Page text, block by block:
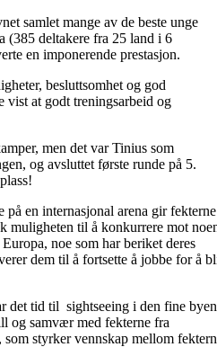
samlet mange av de beste unge
(385 deltakere fra 25 land i 6
en imponerende prestasjon.
besluttsomhet og god
vist at godt treningsarbeid og
men det var Tinius som
og avsluttet første runde på 5.
en internasjonal arena gir fekterne
muligheten til å konkurrere mot
noe som har beriket deres
dem til å fortsette å jobbe for å
det tid til sightseeing i den fine
og samvær med fekterne fra
styrker vennskap mellom